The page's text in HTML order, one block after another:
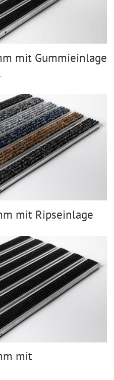
mit Gummieinlage
mit Ripseinlage
mit